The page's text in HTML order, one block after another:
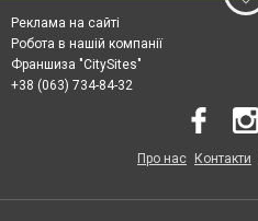
Реклама на сайті
Робота в нашій компанії
Франшиза "CitySites"
+38 (063) 734-84-32
Про нас Контакти